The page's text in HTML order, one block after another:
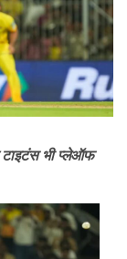
भी प्लेऑफ